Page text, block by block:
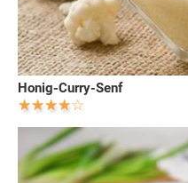
Honig-Curry-Senf